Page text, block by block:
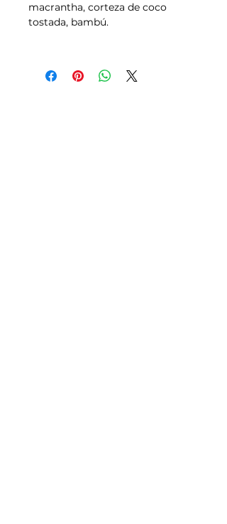
macrantha, corteza de coco
tostada, bambú.